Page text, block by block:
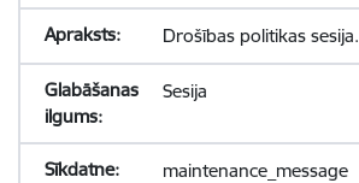
Drošības politikas sesija.
Sesija
maintenance_message